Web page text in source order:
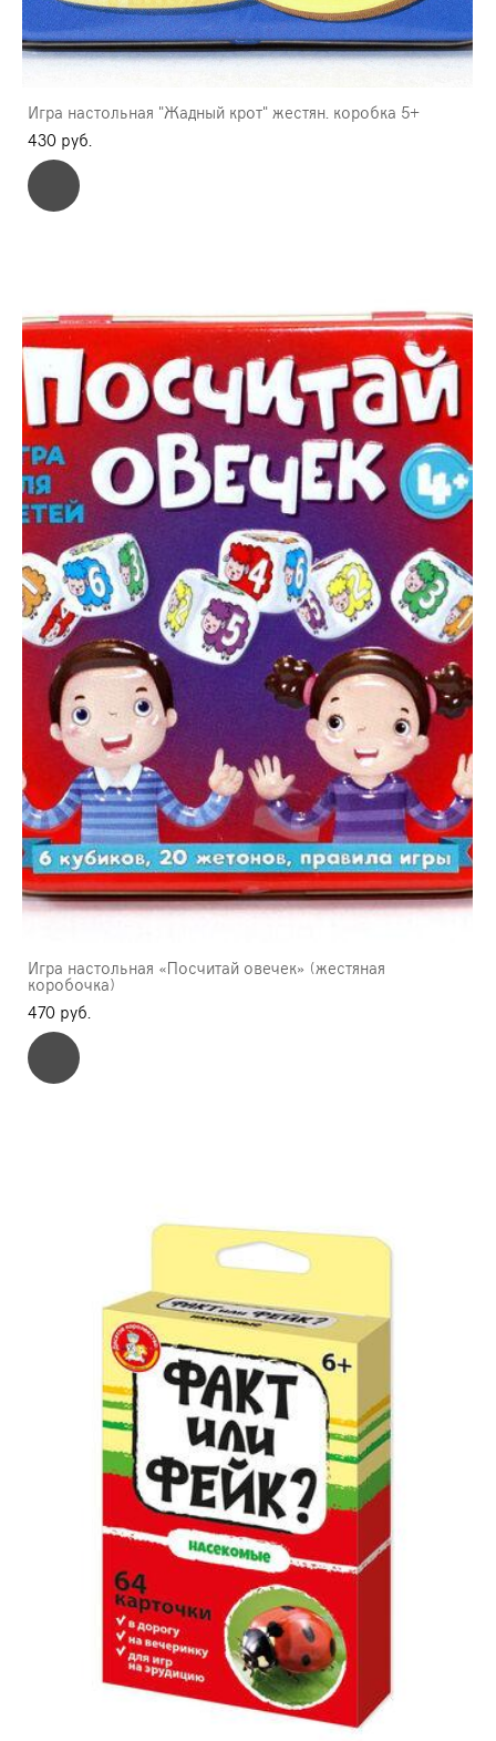
Игра настольная "Жадный крот" жестян. коробка 5+
430 pуб.
Игра настольная «Посчитай овечек» (жестяная
коробочка)
470 pуб.